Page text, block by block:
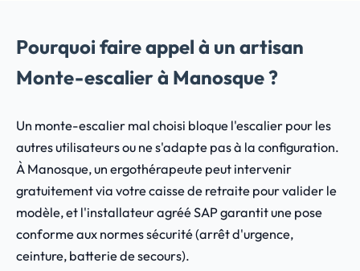
Pourquoi faire appel à un artisan
Monte-escalier à Manosque ?
Un monte-escalier mal choisi bloque l'escalier pour les
autres utilisateurs ou ne s'adapte pas à la configuration.
À Manosque, un ergothérapeute peut intervenir
gratuitement via votre caisse de retraite pour valider le
modèle, et l'installateur agréé SAP garantit une pose
conforme aux normes sécurité (arrêt d'urgence,
ceinture, batterie de secours).